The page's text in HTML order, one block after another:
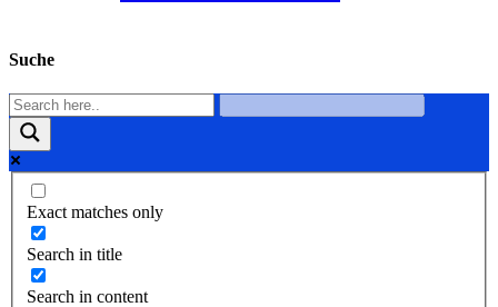
Suche
Exact matches only
Search in title
Search in content